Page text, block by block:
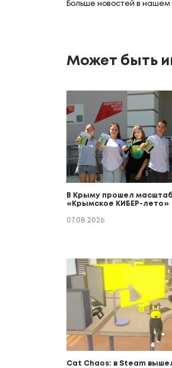
Больше новостей в
Может быть
В Крыму прошел
«Крымское КИБЕР-лето»
07.08.2026
Cat Chaos: в Steam